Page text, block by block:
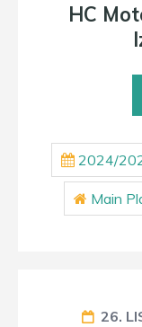
HC
2024/
Main
26.